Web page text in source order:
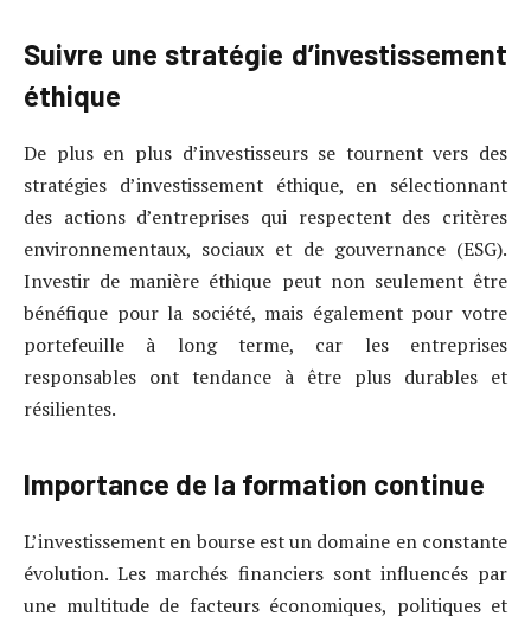
Suivre une stratégie d’investissement
éthique
De plus en plus d’investisseurs se tournent vers des
stratégies d’investissement éthique, en sélectionnant
des actions d’entreprises qui respectent des critères
environnementaux, sociaux et de gouvernance (ESG).
Investir de manière éthique peut non seulement être
bénéfique pour la société, mais également pour votre
portefeuille à long terme, car les entreprises
responsables ont tendance à être plus durables et
résilientes.
Importance de la formation continue
L’investissement en bourse est un domaine en constante
évolution. Les marchés financiers sont influencés par
une multitude de facteurs économiques, politiques et